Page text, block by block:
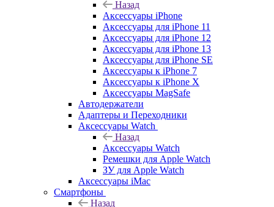
Назад
Аксессуары iPhone
Аксессуары для iPhone 11
Аксессуары для iPhone 12
Аксессуары для iPhone 13
Аксессуары для iPhone SE
Аксессуары к iPhone 7
Аксессуары к iPhone X
Аксессуары MagSafe
Автодержатели
Адаптеры и Переходники
Аксессуары Watch
Назад
Аксессуары Watch
Ремешки для Apple Watch
ЗУ для Apple Watch
Аксессуары iMac
Смартфоны
Назад